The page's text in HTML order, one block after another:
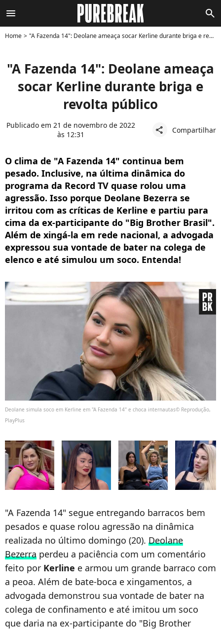
menu search
Home "A Fazenda 14": Deolane ameaça socar Kerline durante briga e revolta público
"A Fazenda 14": Deolane ameaça
socar Kerline durante briga e
revolta público
Publicado em 21 de novembro de 2022
às 12:31
share Compartilhar
O clima de "A Fazenda 14" continua bem
pesado. Inclusive, na última dinâmica do
programa da Record TV quase rolou uma
agressão. Isso porque Deolane Bezerra se
irritou com as críticas de Kerline e partiu para
cima da ex-participante do "Big Brother Brasil".
Além de xingá-la em rede nacional, a advogada
expressou sua vontade de bater na colega de
elenco e até simulou um soco. Entenda!
Deolane simula soco em Kerline em "A Fazenda 14" e choca internautas© Reprodução,
PlayPlus
"A Fazenda 14" segue entregando barracos bem
pesados e quase rolou agressão na dinâmica
realizada no último domingo (20). Deolane
Bezerra perdeu a paciência com um comentário
feito por Kerline e armou um grande barraco com
a peoa. Além de bate-boca e xingamentos, a
advogada demonstrou sua vontade de bater na
colega de confinamento e até imitou um soco
que daria na ex-participante do "Big Brother